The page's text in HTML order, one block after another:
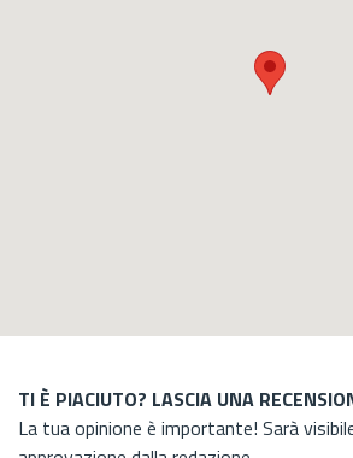
TI È PIACIUTO? LASCIA UNA
La tua opinione è importante! Sarà